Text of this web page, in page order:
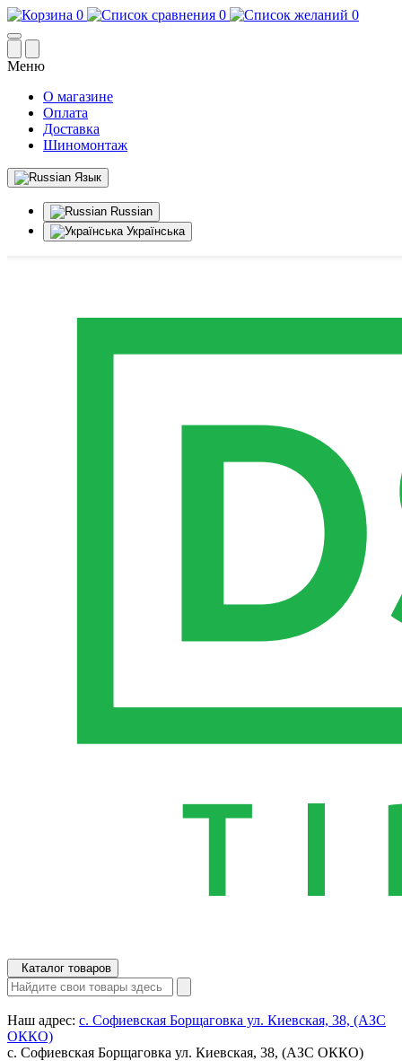
0 0 0
Меню
О магазине
Оплата
Доставка
Шиномонтаж
Язык
Russian
Українська
Каталог товаров
Наш адрес: с. Софиевская Борщаговка ул. Киевская, 38, (АЗС
ОККО)
с. Софиевская Борщаговка ул. Киевская, 38, (АЗС ОККО)